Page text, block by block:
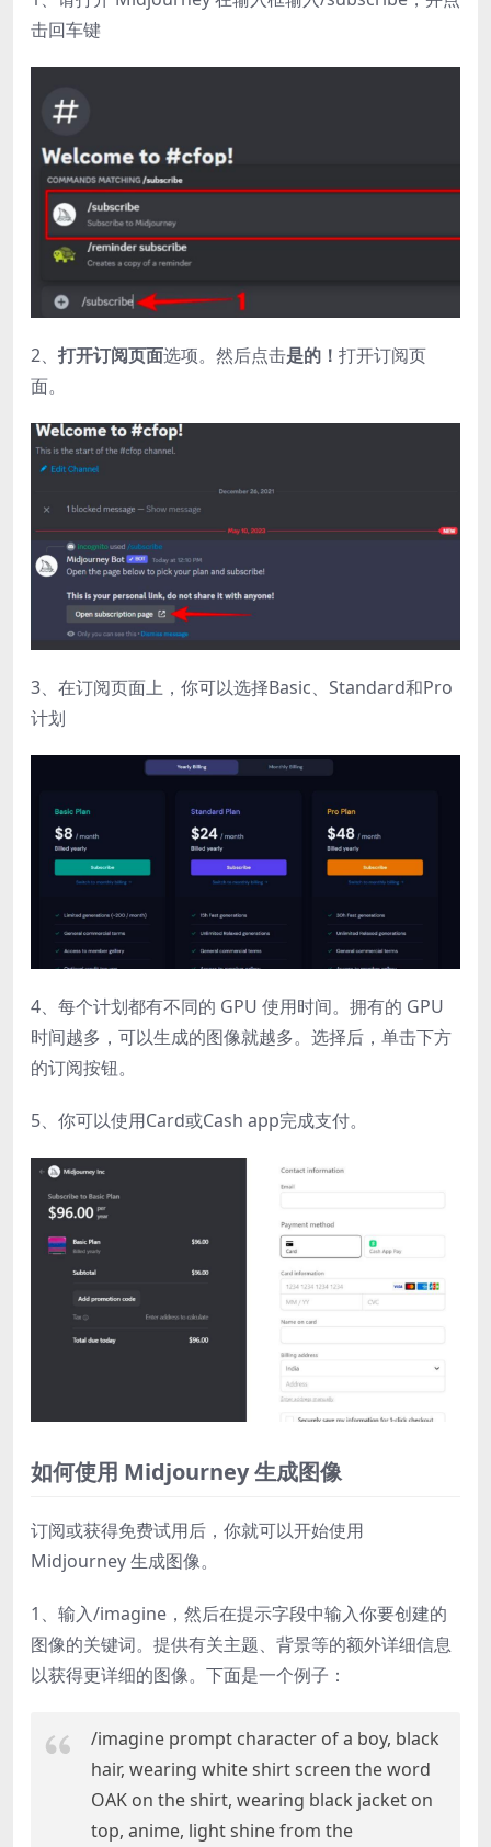
击回车键
2、 打开订阅页面选项。然后点击是的！ 打开订阅页
面。
3、在订阅页面上，你可以选择Basic、Standard和Pro
计划
4、每个计划都有不同的 GPU 使用时间。拥有的 GPU
时间越多，可以生成的图像就越多。选择后，单击下方
的订阅按钮。
5、你可以使用Card或Cash app完成支付。
如何使用 Midjourney 生成图像
订阅或获得免费试用后，你就可以开始使用
Midjourney 生成图像。
1、输入/imagine，然后在提示字段中输入你要创建的
图像的关键词。提供有关主题、背景等的额外详细信息
以获得更详细的图像。下面是一个例子：
/imagine prompt character of a boy, black
hair, wearing white shirt screen the word
OAK on the shirt, wearing black jacket on
top, anime, light shine from the